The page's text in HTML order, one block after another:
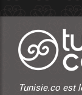
Tunisie.co est